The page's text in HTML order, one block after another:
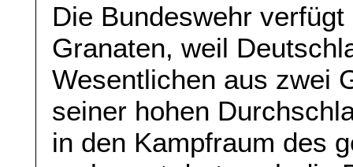
Die Bundeswehr
Granaten, weil
Wesentlichen aus zwei
seiner hohen
in den Kampfraum des